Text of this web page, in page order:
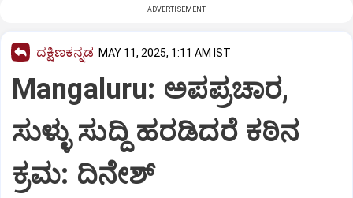
ADVERTISEMENT
ದಕ್ಷಿಣಕನ್ನಡ MAY 11, 2025, 1:11 AM IST
Mangaluru: ಅಪಪ್ರಚಾರ,
ಸುಳ್ಳು ಸುದ್ದಿ ಹರಡಿದರೆ ಕಠಿನ
ಕ್ರಮ: ದಿನೇಶ್‌